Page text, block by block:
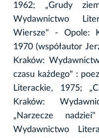
1962; „Grudy
Wydawnictwo
Wiersze" - Opole:
1970 (współautor
Kraków:
czasu każdego" :
Literackie, 1975;
Kraków:
„Narzecze
Wydawnictwo